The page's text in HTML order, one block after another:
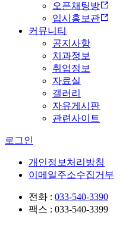
오픈채팅방
입시홍보관
커뮤니티
공지사항
치과정보
취업정보
자료실
갤러리
자유게시판
관련사이트
로그인
개인정보처리방침
이메일주소수집거부
전화 : 033-540-3390
팩스 : 033-540-3399